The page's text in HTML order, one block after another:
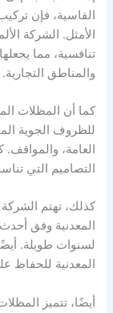
القاسية، فإن
الأمثل. الشركة
تنافسية، مما
والمناطق التجارية.
كما أن المظلات
للظروف الجوية
العامة،
التصاميم التي
كذلك، تهتم الشركة
المعدنية وفق أحدث
لسنوات طويلة.
المعدنية للحفاظ
أيضًا، تتميز